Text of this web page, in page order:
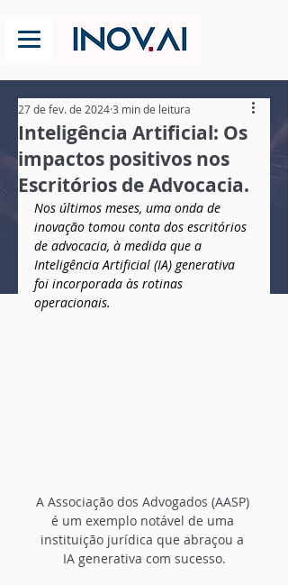
Inteligência Artificial: Os
impactos positivos nos
Escritórios de Advocacia.
27 de fev. de 20243 min de leitura
Nos últimos meses, uma onda de
inovação tomou conta dos escritórios
de advocacia, à medida que a
Inteligência Artificial (IA) generativa
foi incorporada às rotinas
operacionais.
A Associação dos Advogados (AASP)
é um exemplo notável de uma
instituição jurídica que abraçou a
IA generativa com sucesso.